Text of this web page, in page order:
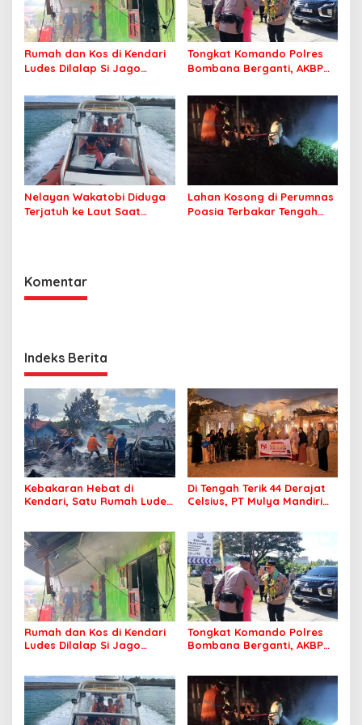
Rumah dan Kos di Kendari
Ludes Dilalap Si Jago
Tongkat Komando Polres
Bombana Berganti, AKBP
Kepolisian Bombana
Nelayan Wakatobi Diduga
Terjatuh ke Laut Saat
Lahan Kosong di Perumnas
Poasia Terbakar Tengah
Komentar
Indeks Berita
Kebakaran Hebat di
Kendari, Satu Rumah Ludes
Di Tengah Terik 44 Derajat
Celsius, PT Mulya Mandiri
Nyaman Beribadah
Rumah dan Kos di Kendari
Ludes Dilalap Si Jago
Tongkat Komando Polres
Bombana Berganti, AKBP